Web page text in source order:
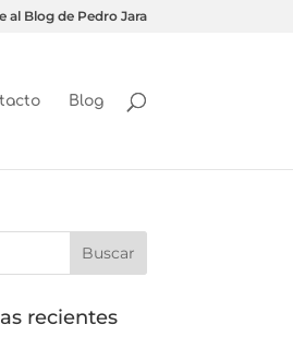
al Blog de Pedro Jara
Blog
recientes